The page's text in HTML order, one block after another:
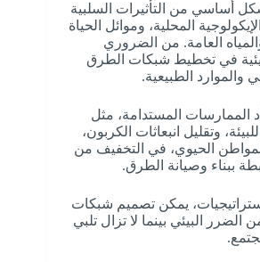
أساسي من التأثيرات السلبية
المحلية، وموائل الحياة
والمياه العامة. من الضروري
في تخطيط شبكات الطرق
والموارد الطبيعية.
الممارسات المستدامة، مثل
وتقليل انبعاثات الكربون،
الحيوي، في التخفيف من
ببناء وصيانة الطرق.
يمكن تصميم شبكات
البيئي بينما لا تزال تلبي